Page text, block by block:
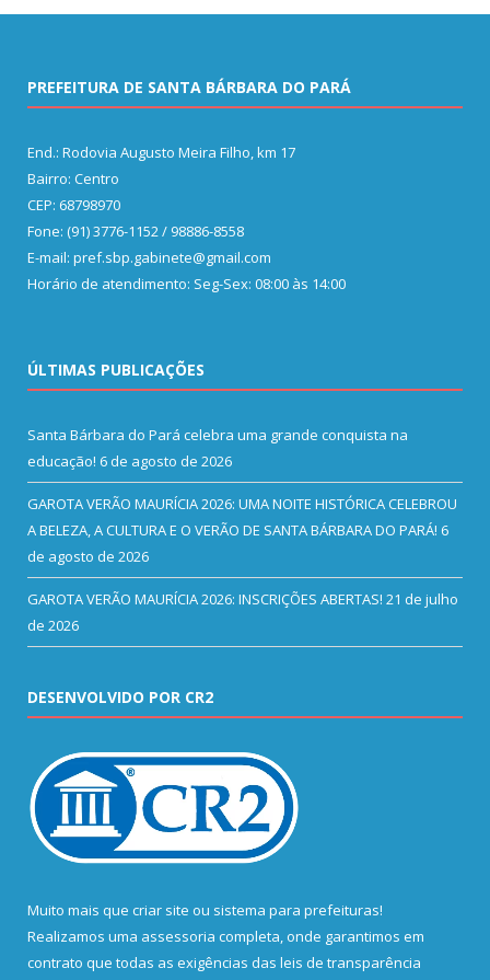
PREFEITURA DE SANTA BÁRBARA DO PARÁ
End.: Rodovia Augusto Meira Filho, km 17
Bairro: Centro
CEP: 68798970
Fone: (91) 3776-1152 / 98886-8558
E-mail: pref.sbp.gabinete@gmail.com
Horário de atendimento: Seg-Sex: 08:00 às 14:00
ÚLTIMAS PUBLICAÇÕES
Santa Bárbara do Pará celebra uma grande conquista na
educação! 6 de agosto de 2026
GAROTA VERÃO MAURÍCIA 2026: UMA NOITE HISTÓRICA CELEBROU
A BELEZA, A CULTURA E O VERÃO DE SANTA BÁRBARA DO PARÁ! 6
de agosto de 2026
GAROTA VERÃO MAURÍCIA 2026: INSCRIÇÕES ABERTAS! 21 de julho
de 2026
DESENVOLVIDO POR CR2
Muito mais que criar site ou sistema para prefeituras!
Realizamos uma assessoria completa, onde garantimos em
contrato que todas as exigências das leis de transparência